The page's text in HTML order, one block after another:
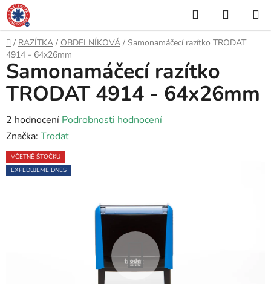
Přejít
na
obsah
Hledat
KOŠÍK
Domů
/ RAZÍTKA / OBDELNÍKOVÁ / Samonamáčecí razítko TRODAT
4914 - 64x26mm
Samonamáčecí razítko
TRODAT 4914 - 64x26mm
Průměrné
hodnocení
produktu
je
2 hodnocení Podrobnosti hodnocení
Značka: Trodat
VČETNĚ ŠTOČKU
EXPEDUJEME DNES